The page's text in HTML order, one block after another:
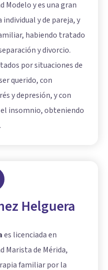
Modelo y es una gran
y de pareja, y
habiendo tratado
y divorcio.
por situaciones de
querido, con
y depresión, y con
insomnio, obteniendo
Helguera
es licenciada en
Marista de Mérida,
familiar por la